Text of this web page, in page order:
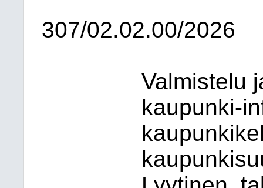
307/02.02.00/2026
Valmistelu
kaupunki-